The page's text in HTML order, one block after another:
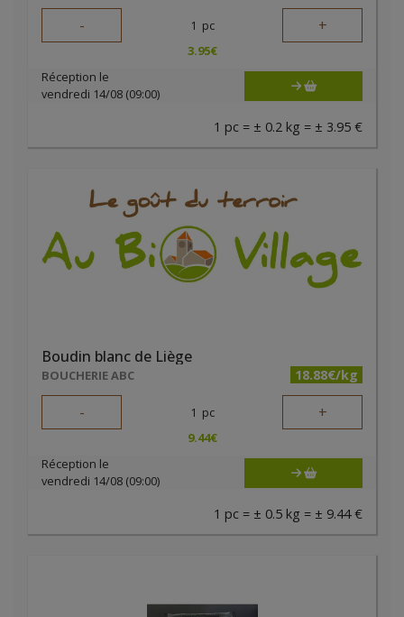
- 1 pc +
3.95€
Réception le
vendredi 14/08 (09:00)
1 pc = ± 0.2 kg = ± 3.95 €
Boudin blanc de Liège
BOUCHERIE ABC 18.88€/kg
- 1 pc +
9.44€
Réception le
vendredi 14/08 (09:00)
1 pc = ± 0.5 kg = ± 9.44 €